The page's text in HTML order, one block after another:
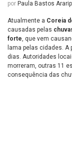
por Paula Bastos
Atualmente a Coreia
causadas pelas
forte, que vem
lama pelas cidades.
dias. Autoridades
morreram, outras 11
consequência das